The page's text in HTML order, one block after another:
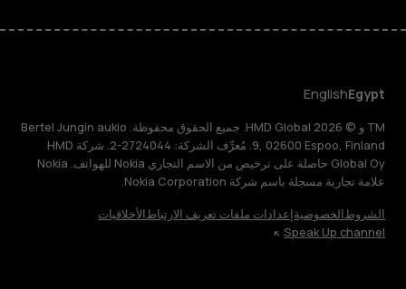
Egypt
English
TM و © 2026 HMD Global. جميع الحقوق محفوظة. Bertel Jungin aukio
9, 02600 Espoo, Finland. مُعرِّف الشركة: 2724044-2. شركة HMD
Global Oy حاصلة على ترخيص من الاسم التجاري Nokia للهواتف. Nokia
علامة تجارية مسجلة باسم شركة Nokia Corporation.
الشروطالخصوصيةإعدادات ملفات تعريف الارتباطالأخلاقيات
Speak Up channel